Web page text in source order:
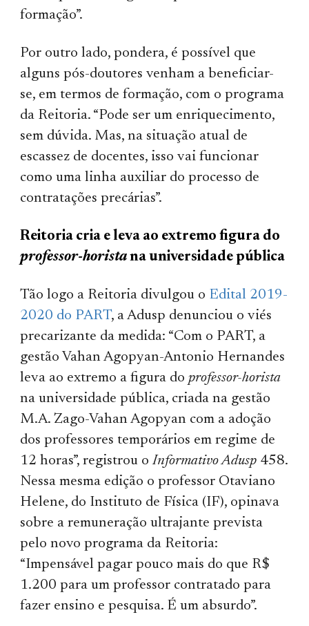
formação”.
Por outro lado, pondera, é possível que
alguns pós-doutores venham a beneficiar-
se, em termos de formação, com o programa
da Reitoria. “Pode ser um enriquecimento,
sem dúvida. Mas, na situação atual de
escassez de docentes, isso vai funcionar
como uma linha auxiliar do processo de
contratações precárias”.
Reitoria cria e leva ao extremo figura do
professor-horistana universidade pública
Tão logo a Reitoria divulgou o Edital 2019-
2020 do PART, a Adusp denunciou o viés
precarizante da medida: “Com o PART, a
gestão Vahan Agopyan-Antonio Hernandes
leva ao extremo a figura doprofessor-horista
na universidade pública, criada na gestão
M.A. Zago-Vahan Agopyan com a adoção
dos professores temporários em regime de
12 horas”, registrou oInformativo Adusp 458.
Nessa mesma edição o professor Otaviano
Helene, do Instituto de Física (IF), opinava
sobre a remuneração ultrajante prevista
pelo novo programa da Reitoria:
“Impensável pagar pouco mais do que R$
1.200 para um professor contratado para
fazer ensino e pesquisa. É um absurdo”.